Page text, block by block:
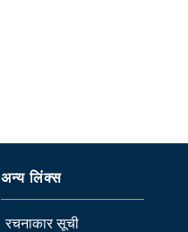
अन्य लिंक्स
रचनाकार सूची